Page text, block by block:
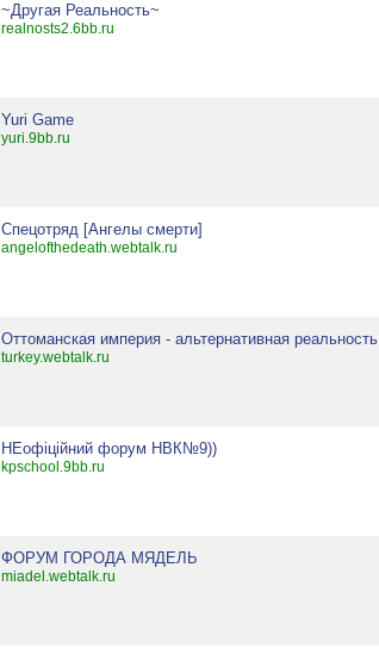
~Другая Реальность~
realnosts2.6bb.ru
Yuri Game
yuri.9bb.ru
Спецотряд [Ангелы смерти]
angelofthedeath.webtalk.ru
Оттоманская империя - альтернативная реальность
turkey.webtalk.ru
НЕофіційний форум НВК№9))
kpschool.9bb.ru
ФОРУМ ГОРОДА МЯДЕЛЬ
miadel.webtalk.ru